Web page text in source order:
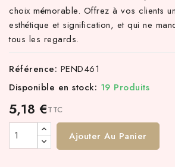
choix mémorable. Offrez à vos clients
esthétique et signification, et qui ne
tous les regards.
Référence: PEND461
Disponible en stock: 19 Produits
5,18 €TTC
Ajouter Au Panier